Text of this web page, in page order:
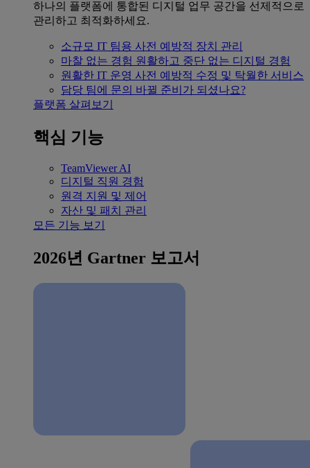
하나의 플랫폼에 통합된 디지털 업무 공간을 선제적으로
관리하고 최적화하세요.
소규모 IT 팀용 사전 예방적 장치 관리
마찰 없는 경험 원활하고 중단 없는 디지털 경험
원활한 IT 운영 사전 예방적 수정 및 탁월한 서비스
담당 팀에 문의 바뀔 준비가 되셨나요?
플랫폼 살펴보기
핵심 기능
TeamViewer AI
디지털 직원 경험
원격 지원 및 제어
자산 및 패치 관리
모든 기능 보기
2026년 Gartner 보고서